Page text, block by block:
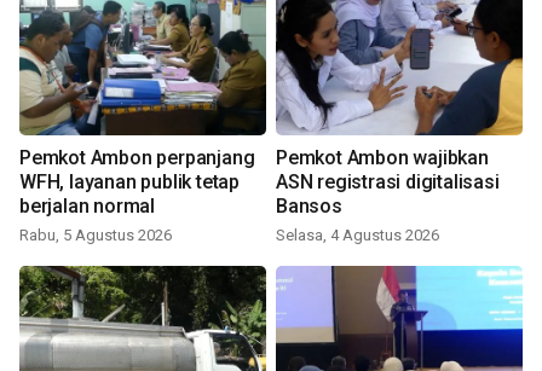
Pemkot Ambon perpanjang
WFH, layanan publik tetap
berjalan normal
Rabu, 5 Agustus 2026
Pemkot Ambon wajibkan
ASN registrasi digitalisasi
Bansos
Selasa, 4 Agustus 2026